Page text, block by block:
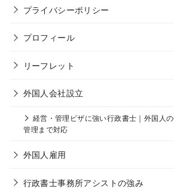
プライバシーポリシー
プロフィール
リーフレット
外国人会社設立
経営・管理ビザに強い行政書士｜外国人
管理まで対応
外国人雇用
行政書士事務所アシストの強み